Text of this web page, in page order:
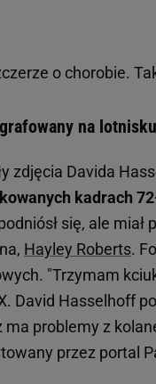
o chorobie.
na
zdjęcia Davida
kadrach
się, ale
Hayley Roberts.
"Trzymam
David Hasselhoff
ma problemy z
przez portal